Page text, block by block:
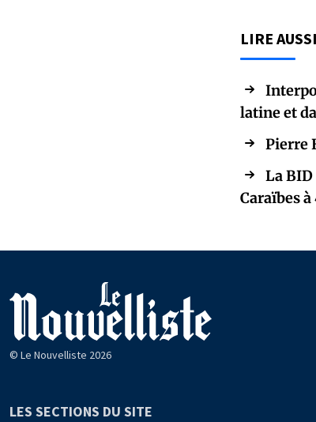
LIRE AUSSI
latine et
Pierre
La
Caraïbes
© Le Nouvelliste 2026
LES SECTIONS DU SITE